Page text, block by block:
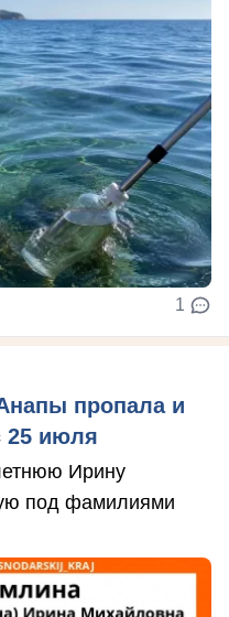
1
пропала и
25 июля
Ирину
под фамилиями